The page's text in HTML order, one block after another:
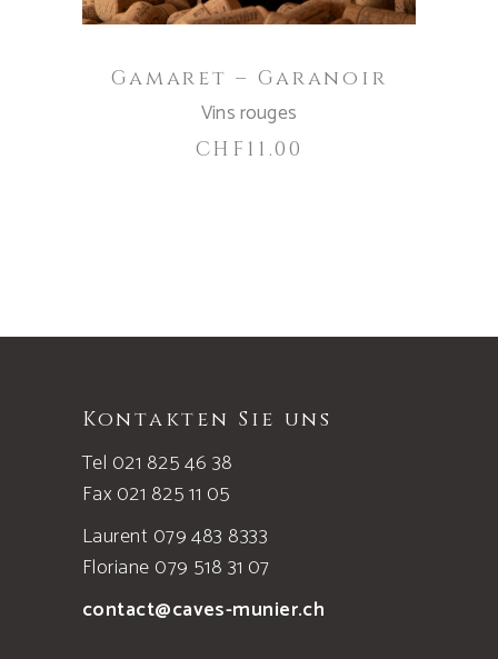
Gamaret – Garanoir
Vins rouges
CHF 11.00
Kontakten Sie uns
Tel 021 825 46 38
Fax 021 825 11 05
Laurent 079 483 8333
Floriane 079 518 31 07
contact@caves-munier.ch